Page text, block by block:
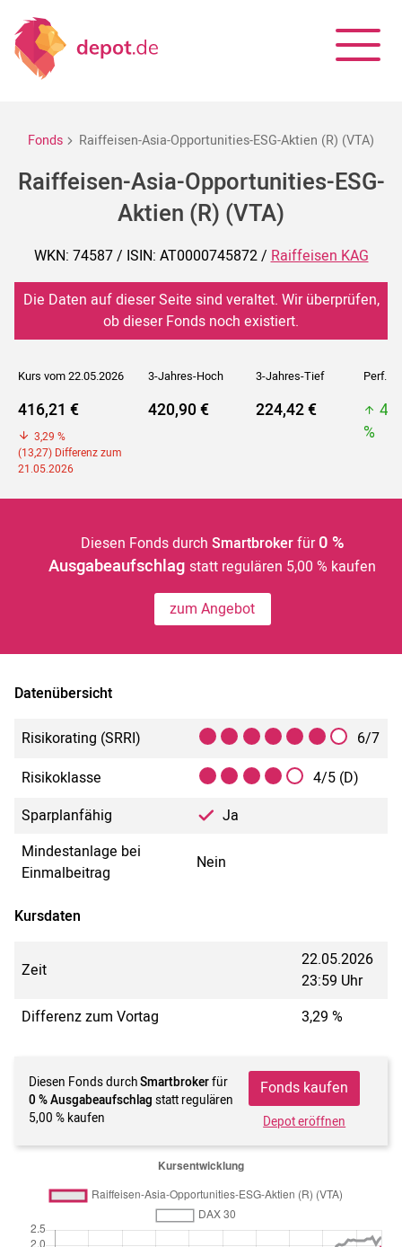
Fonds Raiffeisen-Asia-Opportunities-ESG-Aktien (R) (VTA)
Raiffeisen-Asia-Opportunities-ESG-
Aktien (R) (VTA)
WKN: 74587 / ISIN: AT0000745872 /Raiffeisen KAG
Die Daten auf dieser Seite sind veraltet. Wir überprüfen,
ob dieser Fonds noch existiert.
Kurs vom 22.05.2026 3-Jahres-Hoch 3-Jahres-Tief Perf. 5J
416,21 €
3,29 %
(13,27) Differenz zum
21.05.2026
420,90 € 224,42 €
%
Diesen Fonds durch Smartbrokerfür 0 %
Ausgabeaufschlagstatt regulären 5,00 % kaufen
zum Angebot
Datenübersicht
Risikorating (SRRI)
6/7
Risikoklasse
4/5 (D)
Sparplanfähig
Ja
Mindestanlage bei
Einmalbeitrag
Nein
Kursdaten
Zeit
22.05.2026
23:59 Uhr
Differenz zum Vortag
3,29 %
Diesen Fonds durchSmartbrokerfür
0 % Ausgabeaufschlag statt regulären
5,00 % kaufen
Fonds kaufen
Depot eröffnen